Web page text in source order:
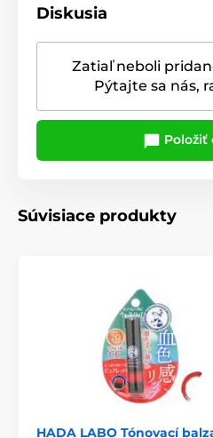
Diskusia
Zatiaľ neboli
Pýtajte sa nás,
Položiť
Súvisiace produkty
HADA LABO Tónovací